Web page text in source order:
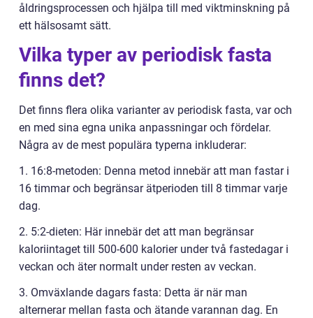
åldringsprocessen och hjälpa till med viktminskning på
ett hälsosamt sätt.
Vilka typer av periodisk fasta
finns det?
Det finns flera olika varianter av periodisk fasta, var och
en med sina egna unika anpassningar och fördelar.
Några av de mest populära typerna inkluderar:
1. 16:8-metoden: Denna metod innebär att man fastar i
16 timmar och begränsar ätperioden till 8 timmar varje
dag.
2. 5:2-dieten: Här innebär det att man begränsar
kaloriintaget till 500-600 kalorier under två fastedagar i
veckan och äter normalt under resten av veckan.
3. Omväxlande dagars fasta: Detta är när man
alternerar mellan fasta och ätande varannan dag. En